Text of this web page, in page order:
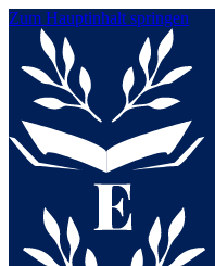
Zum Hauptinhalt springen